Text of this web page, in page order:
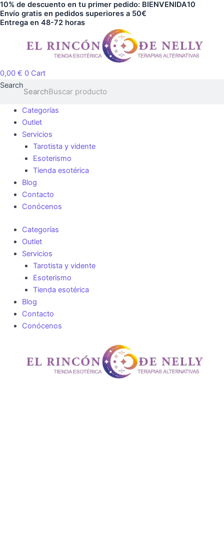
Ir
al
contenido
10% de descuento en tu primer pedido: BIENVENIDA10
Envío gratis en pedidos superiores a 50€
Entrega en 48-72 horas
0,00 € 0 Cart
Search
Search
Categorías
Outlet
Servicios
Tarotista y vidente
Esoterismo
Tienda esotérica
Blog
Contacto
Conócenos
Categorías
Outlet
Servicios
Tarotista y vidente
Esoterismo
Tienda esotérica
Blog
Contacto
Conócenos
Young
living